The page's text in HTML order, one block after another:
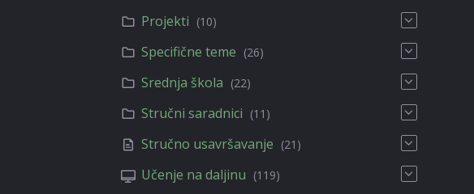
Projekti (10)
Specifične teme (26)
Srednja škola (22)
Stručni saradnici (11)
Stručno usavršavanje (21)
Učenje na daljinu (119)